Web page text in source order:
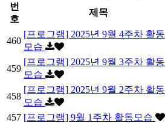
번
호
제목
460
[프로그램] 2025년 9월 4주차 활동
모습
459
[프로그램] 2025년 9월 3주차 활동
모습
458
[프로그램] 2025년 9월 2주차 활동
모습
457 [프로그램] 9월 1주차 활동모습